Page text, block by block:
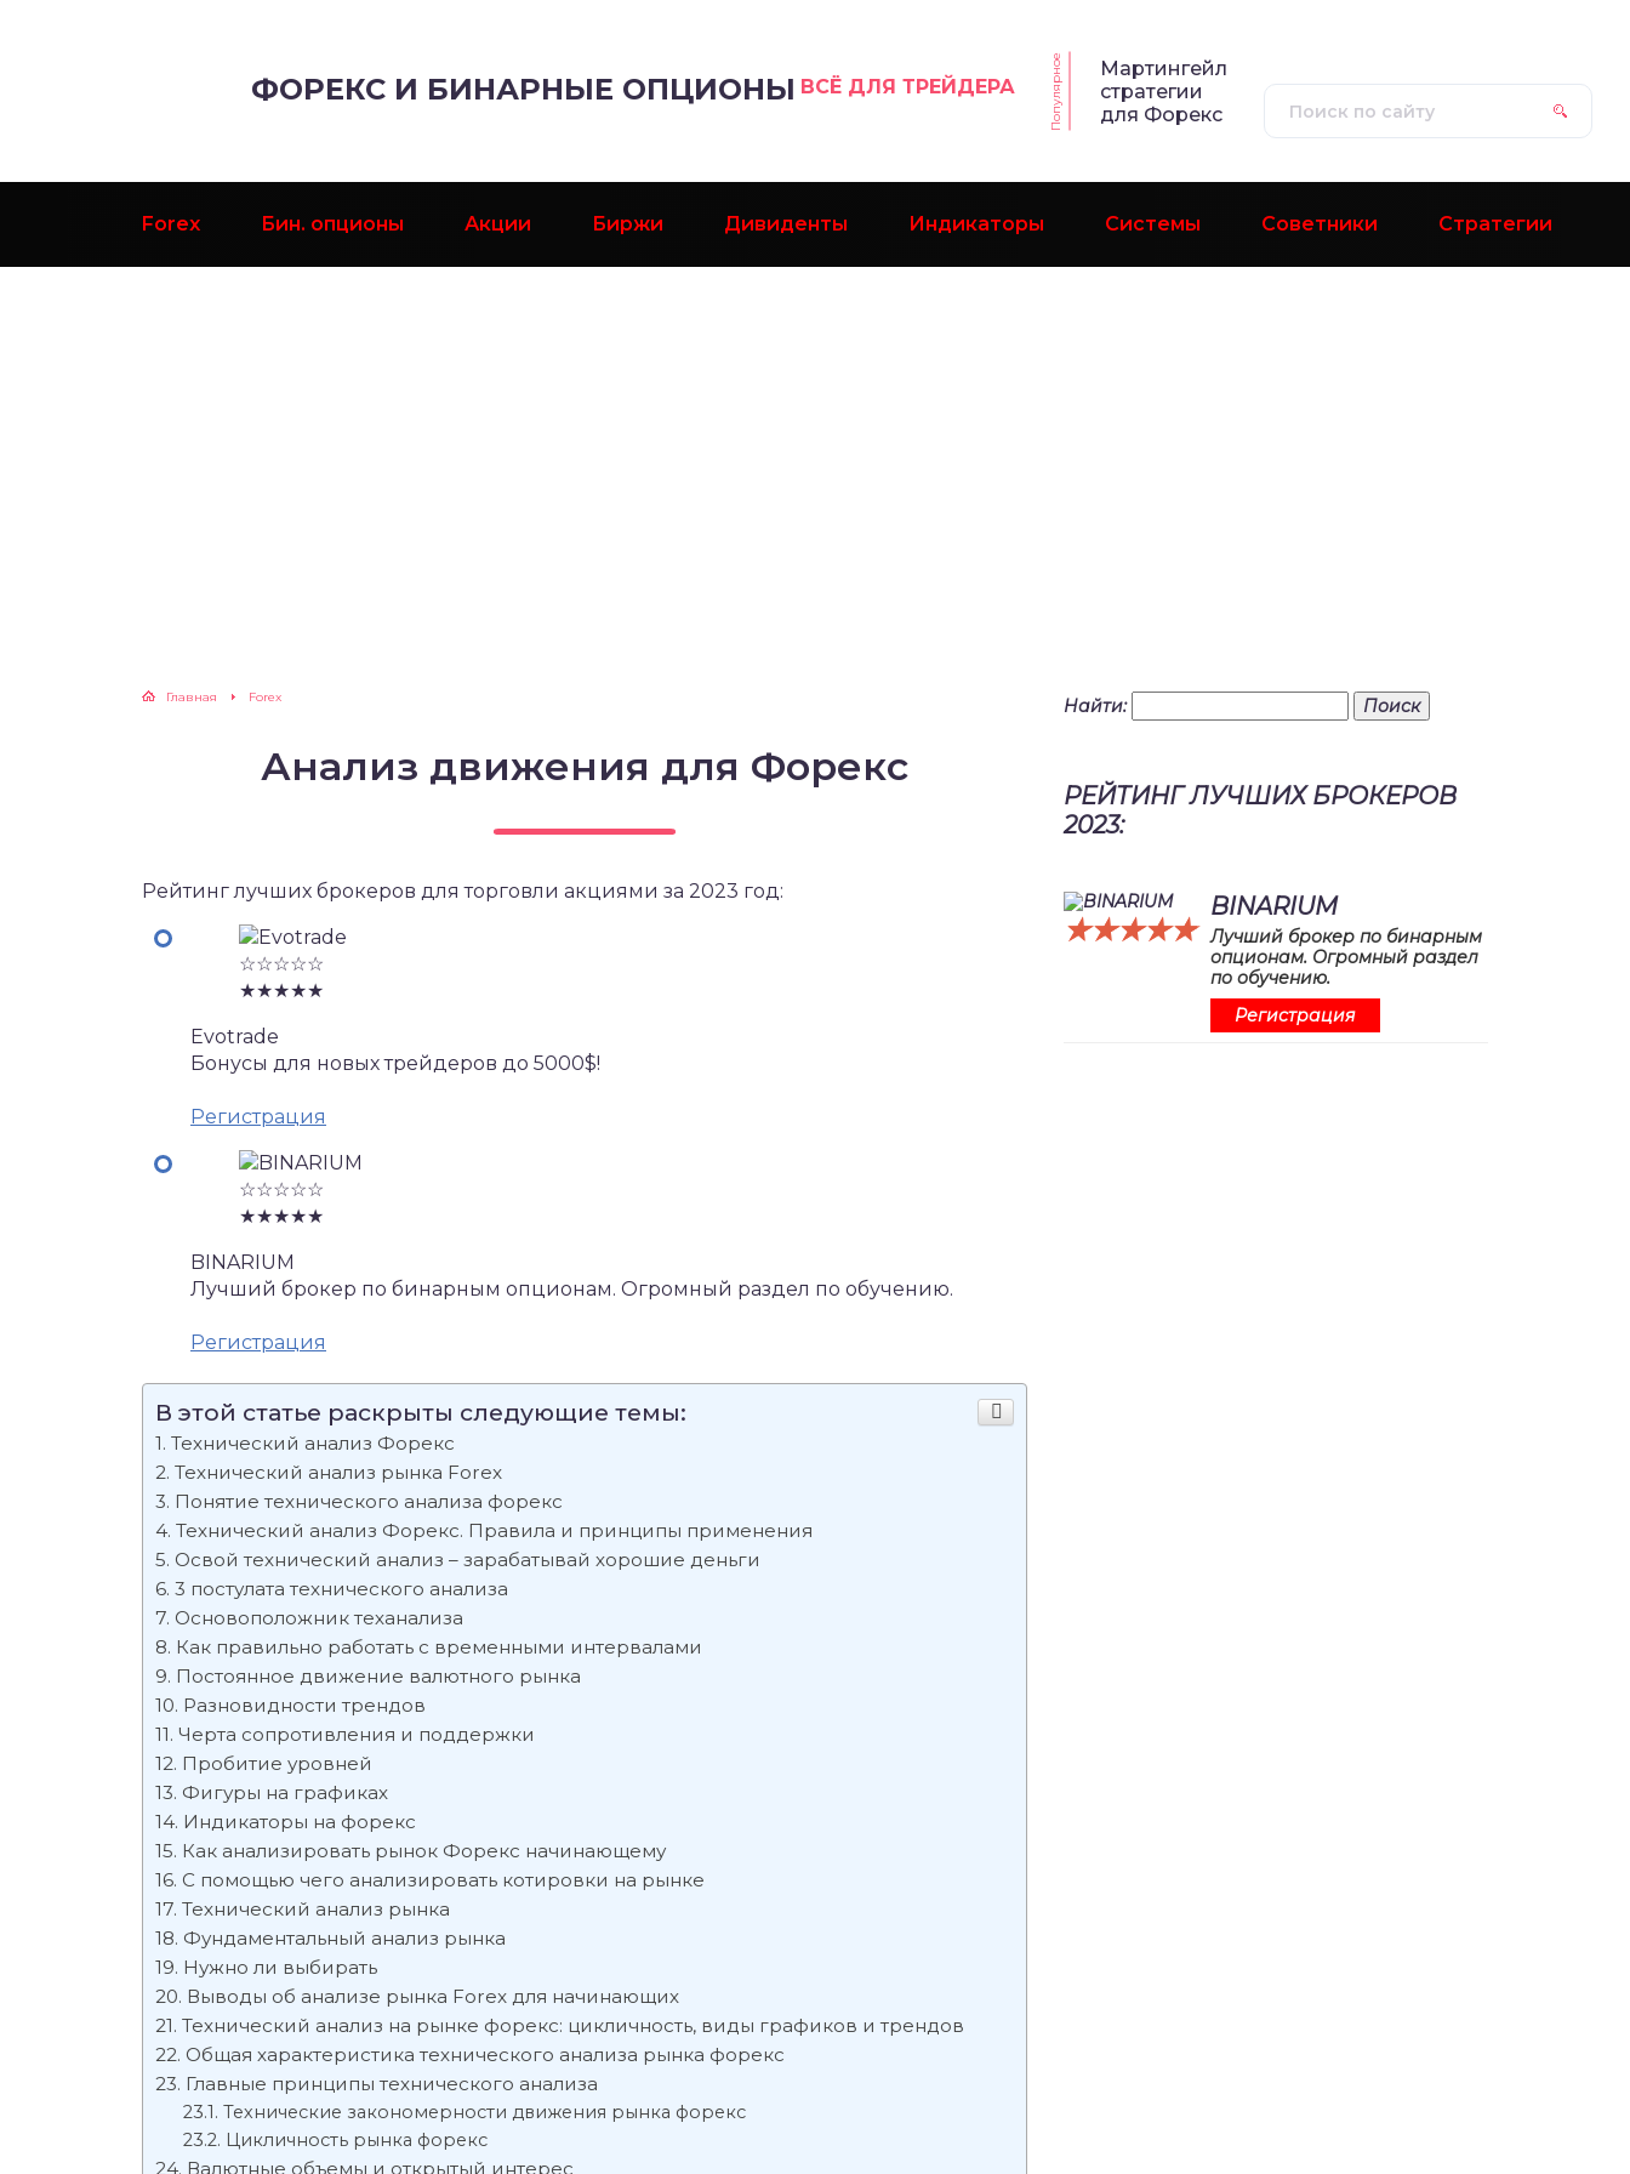
ФОРЕКС И БИНАРНЫЕ ОПЦИОНЫ ВСЁ ДЛЯ ТРЕЙДЕРА Популярное
Мартингейл
стратегии
для Форекс
Forex Бин. опционы Акции Биржи Дивиденты Индикаторы Системы Советники Стратегии
Главная Forex
Анализ движения для Форекс
Рейтинг лучших брокеров для торговли акциями за 2023 год:
☆☆☆☆☆
★★★★★
Evotrade
Бонусы для новых трейдеров до 5000$!
Регистрация
☆☆☆☆☆
★★★★★
BINARIUM
Лучший брокер по бинарным опционам. Огромный раздел по обучению.
Регистрация
В этой статье раскрыты следующие темы:
Технический анализ Форекс
Технический анализ рынка Forex
Понятие технического анализа форекс
Технический анализ Форекс. Правила и принципы применения
Oсвой технический анализ – зарабатывай хорошие деньги
3 постулата технического анализа
Основоположник теханализа
Как правильно работать с временными интервалами
Постоянное движение валютного рынка
Разновидности трендов
Черта сопротивления и поддержки
Пробитие уровней
Фигуры на графиках
Индикаторы на форекс
Как анализировать рынок Форекс начинающему
С помощью чего анализировать котировки на рынке
Технический анализ рынка
Фундаментальный анализ рынка
Нужно ли выбирать
Выводы об анализе рынка Forex для начинающих
Технический анализ на рынке форекс: цикличность, виды графиков и трендов
Общая характеристика технического анализа рынка форекс
Главные принципы технического анализа
Технические закономерности движения рынка форекс
Цикличность рынка форекс
Валютные объемы и открытый интерес
Найти:
РЕЙТИНГ ЛУЧШИХ БРОКЕРОВ
2023:
☆☆☆☆☆
★★★★★
BINARIUM
Лучший брокер по бинарным
опционам. Огромный раздел
по обучению.
Регистрация